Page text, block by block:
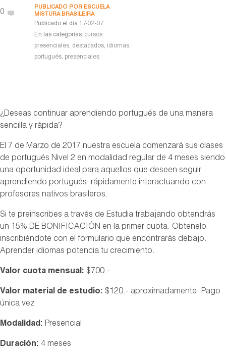
0
PUBLICADO POR ESCUELA
MISTURA BRASILEIRA
Publicado el día 17-02-07
En las categorías: cursos
presenciales, destacados, idiomas,
portugués, presenciales
¿Deseas continuar aprendiendo portugués de una manera
sencilla y rápida?
El 7 de Marzo de 2017 nuestra escuela comenzará sus clases
de portugués Nivel 2 en modalidad regular de 4 meses siendo
una oportunidad ideal para aquellos que deseen seguir
aprendiendo portugués rápidamente interactuando con
profesores nativos brasileros.
Si te preinscribes a través de Estudia trabajando obtendrás
un 15% DE BONIFICACIÓN en la primer cuota. Obtenelo
inscribiéndote con el formulario que encontrarás debajo.
Aprender idiomas potencia tu crecimiento.
Valor cuota mensual: $700.-
Valor material de estudio: $120.- aproximadamente. Pago
única vez
Modalidad: Presencial
Duración: 4 meses